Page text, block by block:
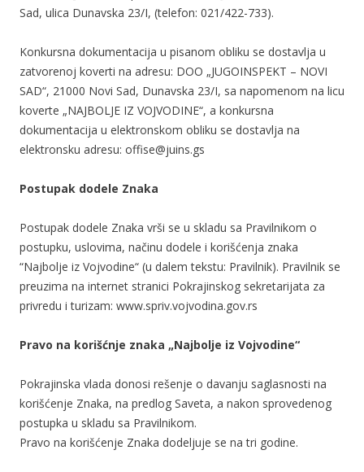
Sad, ulica Dunavska 23/I, (telefon: 021/422-733).
Konkursna dokumentacija u pisanom obliku se dostavlja u
zatvorenoj koverti na adresu: DOO „JUGOINSPEKT – NOVI
SAD“, 21000 Novi Sad, Dunavska 23/I, sa napomenom na licu
koverte „NAJBOLJE IZ VOJVODINE“, a konkursna
dokumentacija u elektronskom obliku se dostavlja na
elektronsku adresu: offise@juins.gs
Postupak dodele Znaka
Postupak dodele Znaka vrši se u skladu sa Pravilnikom o
postupku, uslovima, načinu dodele i korišćenja znaka
“Najbolje iz Vojvodine“ (u dalem tekstu: Pravilnik). Pravilnik se
preuzima na internet stranici Pokrajinskog sekretarijata za
privredu i turizam: www.spriv.vojvodina.gov.rs
Pravo na korišćnje znaka „Najbolje iz Vojvodine“
Pokrajinska vlada donosi rešenje o davanju saglasnosti na
korišćenje Znaka, na predlog Saveta, a nakon sprovedenog
postupka u skladu sa Pravilnikom.
Pravo na korišćenje Znaka dodeljuje se na tri godine.